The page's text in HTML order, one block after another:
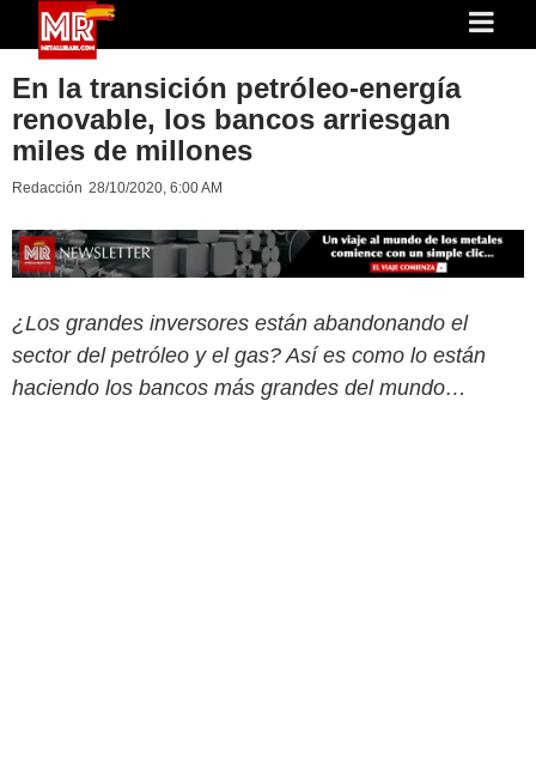
En la transición petróleo-energía
renovable, los bancos arriesgan
miles de millones
Redacción 28/10/2020, 6:00 AM
¿Los grandes inversores están abandonando el
sector del petróleo y el gas? Así es como lo están
haciendo los bancos más grandes del mundo…